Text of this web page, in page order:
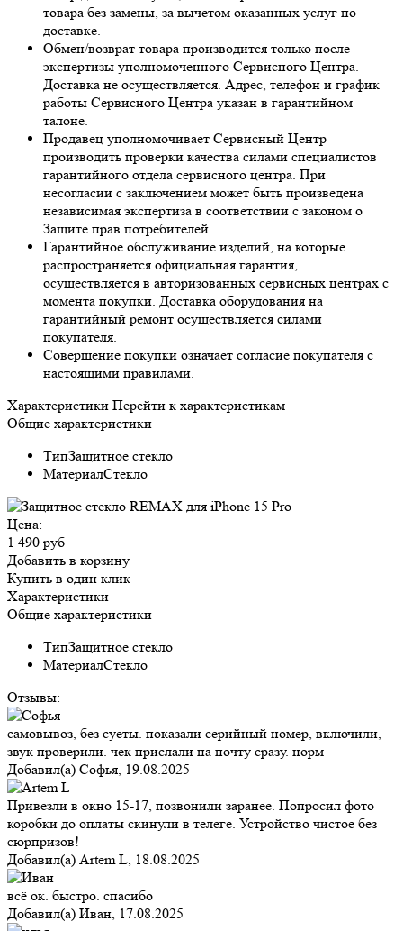
товара без замены, за вычетом оказанных услуг по
доставке.
Обмен/возврат товара производится только после
экспертизы уполномоченного Сервисного Центра.
Доставка не осуществляется. Адрес, телефон и график
работы Сервисного Центра указан в гарантийном
талоне.
Продавец уполномочивает Сервисный Центр
производить проверки качества силами специалистов
гарантийного отдела сервисного центра. При
несогласии с заключением может быть произведена
независимая экспертиза в соответствии с законом о
Защите прав потребителей.
Гарантийное обслуживание изделий, на которые
распространяется официальная гарантия,
осуществляется в авторизованных сервисных центрах с
момента покупки. Доставка оборудования на
гарантийный ремонт осуществляется силами
покупателя.
Совершение покупки означает согласие покупателя с
настоящими правилами.
Характеристики Перейти к характеристикам
Общие характеристики
ТипЗащитное стекло
МатериалСтекло
Цена:
1 490 руб
Добавить в корзину
Купить в один клик
Характеристики
Общие характеристики
ТипЗащитное стекло
МатериалСтекло
Отзывы:
самовывоз, без суеты. показали серийный номер, включили,
звук проверили. чек прислали на почту сразу. норм
Добавил(а) Софья, 19.08.2025
Привезли в окно 15-17, позвонили заранее. Попросил фото
коробки до оплаты скинули в телеге. Устройство чистое без
сюрпризов!
Добавил(а) Artem L, 18.08.2025
всё ок. быстро. спасибо
Добавил(а) Иван, 17.08.2025